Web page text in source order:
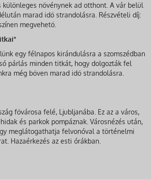
növénynek ad otthont. A vár belül
marad idő strandolásra. Részvételi díj:
megvehető.
egy félnapos kirándulásra a szomszédban
párlás minden titkát, hogy dolgozták fel
még bőven marad idő strandolásra.
fővárosa felé, Ljubljanába. Ez az a város,
és parkok pompáznak. Városnézés után,
meglátogathatja felvonóval a történelmi
Hazaérkezés az esti órákban.